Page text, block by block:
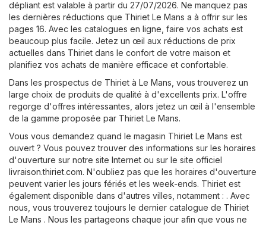
dépliant est valable à partir du 27/07/2026. Ne manquez pas
les dernières réductions que Thiriet Le Mans a à offrir sur les
pages 16. Avec les catalogues en ligne, faire vos achats est
beaucoup plus facile. Jetez un œil aux réductions de prix
actuelles dans Thiriet dans le confort de votre maison et
planifiez vos achats de manière efficace et confortable.
Dans les prospectus de Thiriet à Le Mans, vous trouverez un
large choix de produits de qualité à d'excellents prix. L'offre
regorge d'offres intéressantes, alors jetez un œil à l'ensemble
de la gamme proposée par Thiriet Le Mans.
Vous vous demandez quand le magasin Thiriet Le Mans est
ouvert ? Vous pouvez trouver des informations sur les horaires
d'ouverture sur notre site Internet ou sur le site officiel
livraison.thiriet.com. N'oubliez pas que les horaires d'ouverture
peuvent varier les jours fériés et les week-ends. Thiriet est
également disponible dans d'autres villes, notamment : . Avec
nous, vous trouverez toujours le dernier catalogue de Thiriet
Le Mans . Nous les partageons chaque jour afin que vous ne